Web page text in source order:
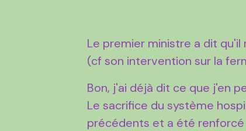
Le premier ministre a dit
(cf son intervention sur la
Bon, j'ai déjà dit ce que j'en
Le sacrifice du système
précédents et a été renforcé